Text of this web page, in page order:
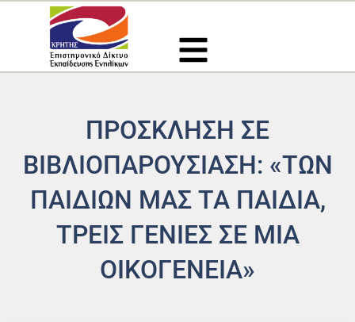
Μετάβαση
περιεχόμενο
ΠΡΟΣΚΛΗΣΗ ΣΕ
ΒΙΒΛΙΟΠΑΡΟΥΣΙΑΣΗ: «ΤΩΝ
ΠΑΙΔΙΏΝ ΜΑΣ ΤΑ ΠΑΙΔΙΆ,
ΤΡΕΙΣ ΓΕΝΙΈΣ ΣΕ ΜΊΑ
ΟΙΚΟΓΈΝΕΙΑ»